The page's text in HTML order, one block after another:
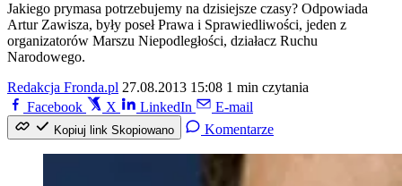
Jakiego prymasa potrzebujemy na dzisiejsze czasy? Odpowiada
Artur Zawisza, były poseł Prawa i Sprawiedliwości, jeden z
organizatorów Marszu Niepodległości, działacz Ruchu
Narodowego.
Redakcja Fronda.pl 27.08.2013 15:08 1 min czytania
Facebook
X LinkedIn E-mail
Kopiuj link Skopiowano Komentarze